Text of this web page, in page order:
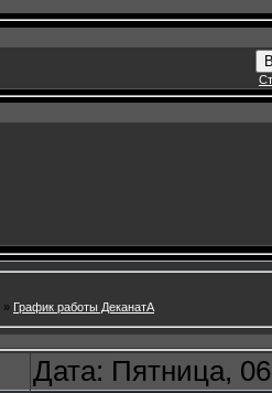
» График работы ДеканатА
Дата: Пятница,